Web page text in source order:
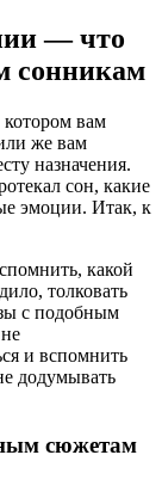
— что
сонникам
вам
же вам
назначения.
сон, какие
эмоции. Итак, к
какой
толковать
с подобным
и вспомнить
додумывать
сюжетам